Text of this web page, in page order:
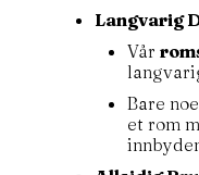
Langvarig
Vår
Bare
et rom